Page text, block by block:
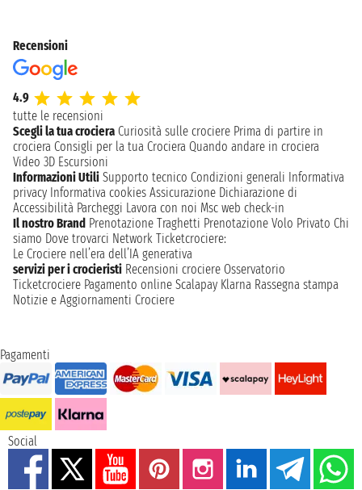
Recensioni
4.9
tutte le recensioni
Scegli la tua crociera Curiosità sulle crociere Prima di partire in
crociera Consigli per la tua Crociera Quando andare in crociera
Video 3D Escursioni
Informazioni Utili Supporto tecnico Condizioni generali Informativa
privacy Informativa cookies Assicurazione Dichiarazione di
Accessibilità Parcheggi Lavora con noi Msc web check-in
Il nostro Brand Prenotazione Traghetti Prenotazione Volo Privato Chi
siamo Dove trovarci Network Ticketcrociere:
Le Crociere nell’era dell’IA generativa
servizi per i crocieristi Recensioni crociere Osservatorio
Ticketcrociere Pagamento online Scalapay Klarna Rassegna stampa
Notizie e Aggiornamenti Crociere
Pagamenti
Social